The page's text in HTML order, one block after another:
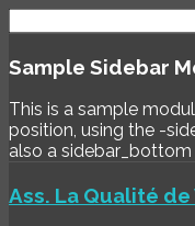
Sample Sidebar
This is a sample
position, using the -
also a
Ass. La Qualité de